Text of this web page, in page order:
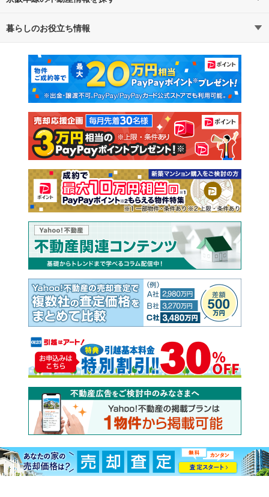
通勤・通学時間から探す
不動産・住宅
新築マンション 中古マンション
新築一戸建て 中古一戸建て
注文住宅 土地
売却査定
暮らしのお役立ち情報
マンションカタログ 教えて！住まいの先生